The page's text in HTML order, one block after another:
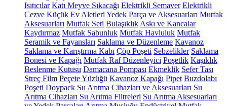
Isıtıcılar Katı Meyve Sıkacağı Elektrikli Semaver Elektrikli
Cezve Küçük Ev Aletleri Yedek Parça ve Aksesuarları Mutfak
Aksesuarları Mutfak Seti Bulaşıklık Askı ve Kancalar
Kaydırmaz Mutfak Sabunluk Mutfak Havluluk Mutfak
Seramik ve Fayansları Saklama ve Düzenleme Kavanoz
Saklama ve Karıştırma Kabı Çöp Poşeti Sebzelikler Saklama
Bonesi ve Kapağı Mutfak Raf Düzenleyici Poşetlik Kaşıklık
Beslenme Kutusu Damacana Pompası Ekmeklik Sefer Tası
Streç Film Peçete Yüzüğü Kavanoz Kapağı Pipet Buzdolabı
Poşeti Doypack Su Arıtma Cihazları ve Aksesuarları Su
Arıtma Cihazları Su Arıtma Filtreleri Su Arıtma Aksesuarları